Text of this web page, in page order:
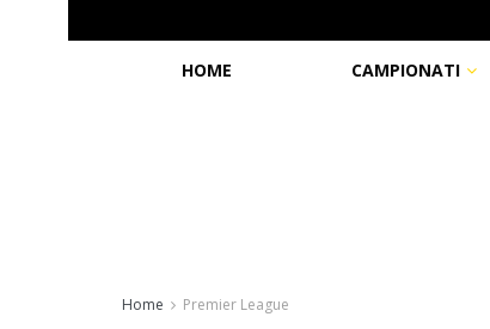
HOME CAMPIONATI
Home Premier League